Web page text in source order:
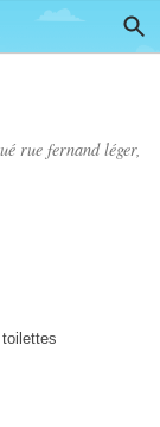
rue fernand léger,